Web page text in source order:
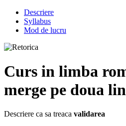
Descriere
Syllabus
Mod de lucru
Curs in limba
merge pe doua
Descriere ca sa treaca validarea